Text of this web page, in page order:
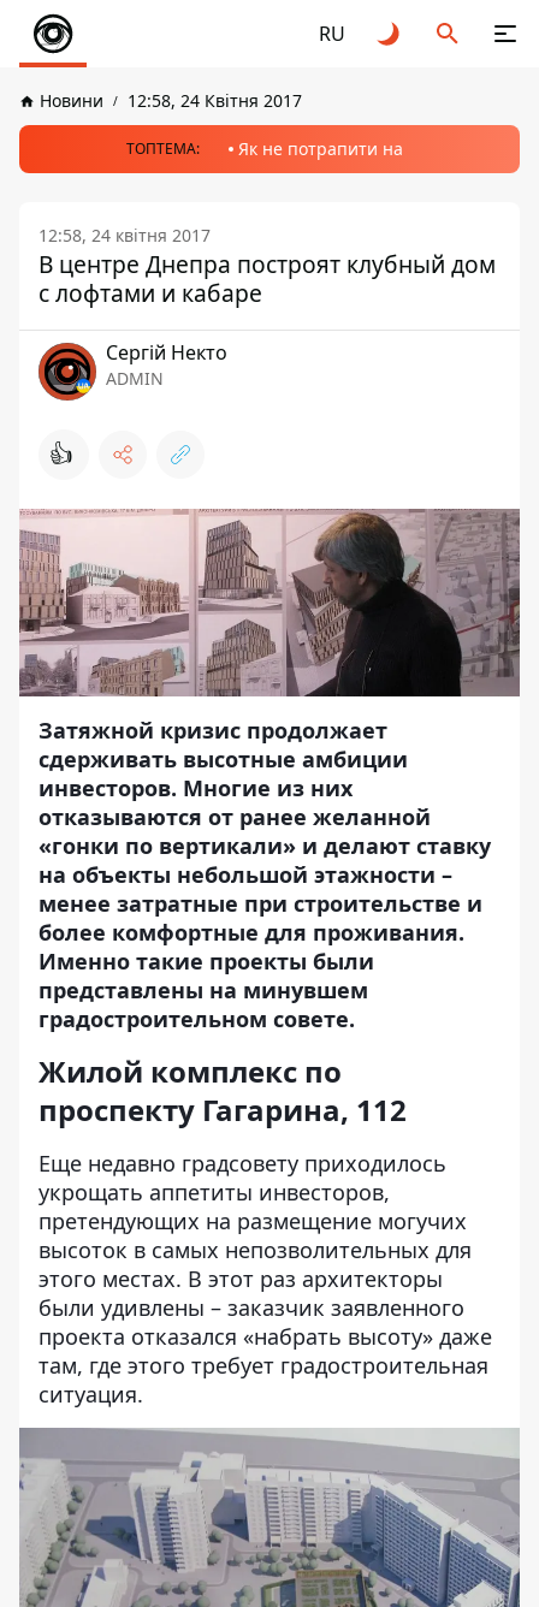
RU
Новини 12:58, 24 Квітня 2017
ТОПТЕМА: Як не потрапити на
12:58, 24 квітня 2017
В центре Днепра построят клубный дом
с лофтами и кабаре
Сергій Некто
ADMIN
👍
Затяжной кризис продолжает
сдерживать высотные амбиции
инвесторов. Многие из них
отказываются от ранее желанной
«гонки по вертикали» и делают ставку
на объекты небольшой этажности –
менее затратные при строительстве и
более комфортные для проживания.
Именно такие проекты были
представлены на минувшем
градостроительном совете.
Жилой комплекс по
проспекту Гагарина, 112
Еще недавно градсовету приходилось
укрощать аппетиты инвесторов,
претендующих на размещение могучих
высоток в самых непозволительных для
этого местах. В этот раз архитекторы
были удивлены – заказчик заявленного
проекта отказался «набрать высоту» даже
там, где этого требует градостроительная
ситуация.